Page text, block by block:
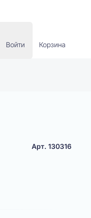
Войти Корзина
Арт. 130316